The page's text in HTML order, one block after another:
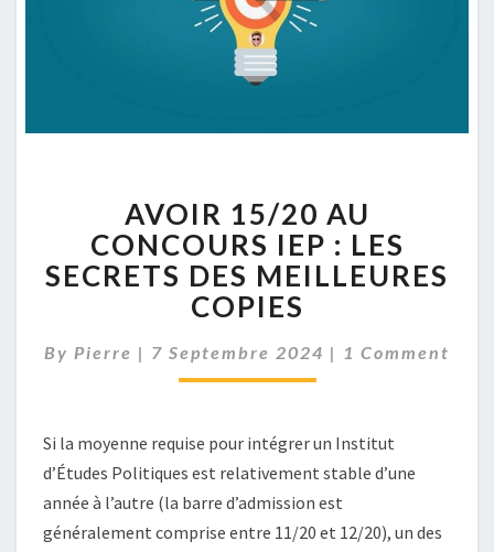
15/20
AU
CONCOURS
IEP
:
SECRETS
DES
COPIES
AVOIR 15/20 AU
CONCOURS IEP : LES
SECRETS DES MEILLEURES
COPIES
By Pierre | 7 Septembre 2024 | Comments
1 Comment
Si la moyenne requise pour intégrer un Institut
d’Études Politiques est relativement stable d’une
année à l’autre (la barre d’admission est
généralement comprise entre 11/20 et 12/20), un des